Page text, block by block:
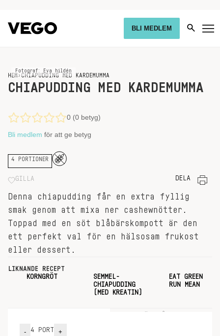
BLI MEDLEM
HEM › CHIAPUDDING MED KARDEMUMMA
Fotograf: Eva hildén
CHIAPUDDING MED KARDEMUMMA
0 (0 betyg)
Bli medlem för att ge betyg
4 PORTIONER
GILLA DELA
Denna chiapudding får en extra fyllig
smak genom att mixa ner cashewnötter.
Toppad med en söt blåbärskompott är den
ett perfekt val för en hälsosam frukost
eller dessert.
LIKNANDE RECEPT
KORNGRÖT
SEMMEL-
CHIAPUDDING
(MED KREATIN)
EAT GREEN
RUN MEAN
- 4 PORT +